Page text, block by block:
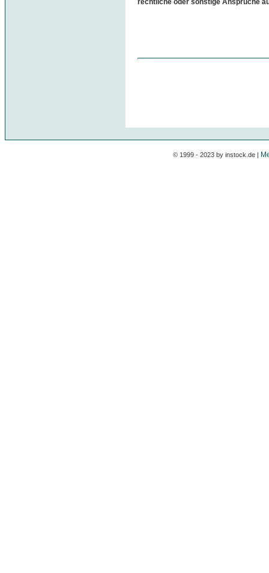
© 1999 - 2023 by instock.de |